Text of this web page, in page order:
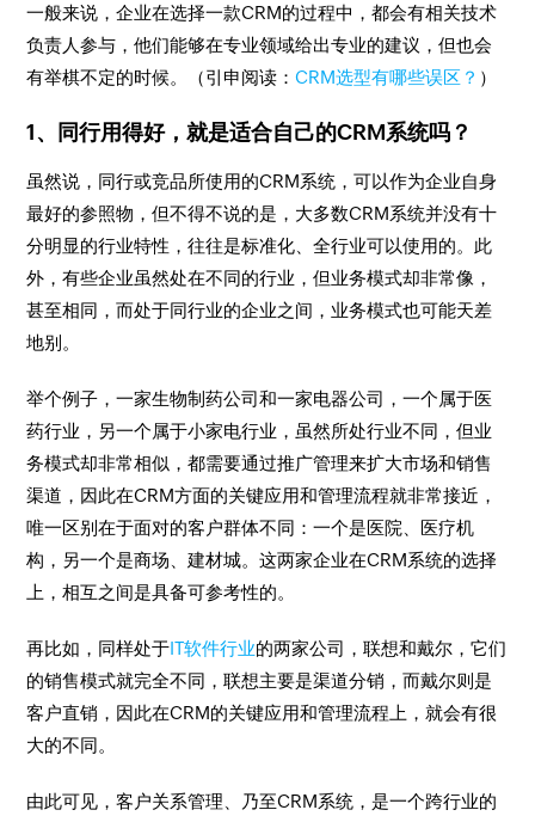
一般来说，企业在选择一款CRM的过程中，都会有相关技术
负责人参与，他们能够在专业领域给出专业的建议，但也会
有举棋不定的时候。（引申阅读：CRM选型有哪些误区？ ）
1、同行用得好，就是适合自己的CRM系统吗？
虽然说，同行或竞品所使用的CRM系统，可以作为企业自身
最好的参照物，但不得不说的是，大多数CRM系统并没有十
分明显的行业特性，往往是标准化、全行业可以使用的。此
外，有些企业虽然处在不同的行业，但业务模式却非常像，
甚至相同，而处于同行业的企业之间，业务模式也可能天差
地别。
举个例子，一家生物制药公司和一家电器公司，一个属于医
药行业，另一个属于小家电行业，虽然所处行业不同，但业
务模式却非常相似，都需要通过推广管理来扩大市场和销售
渠道，因此在CRM方面的关键应用和管理流程就非常接近，
唯一区别在于面对的客户群体不同：一个是医院、医疗机
构，另一个是商场、建材城。这两家企业在CRM系统的选择
上，相互之间是具备可参考性的。
再比如，同样处于IT软件行业的两家公司，联想和戴尔，它们
的销售模式就完全不同，联想主要是渠道分销，而戴尔则是
客户直销，因此在CRM的关键应用和管理流程上，就会有很
大的不同。
由此可见，客户关系管理、乃至CRM系统，是一个跨行业的